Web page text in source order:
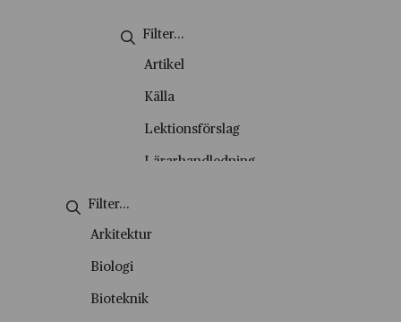
Artikel
Källa
Lektionsförslag
Lärarhandledning
Arkitektur
Biologi
Bioteknik